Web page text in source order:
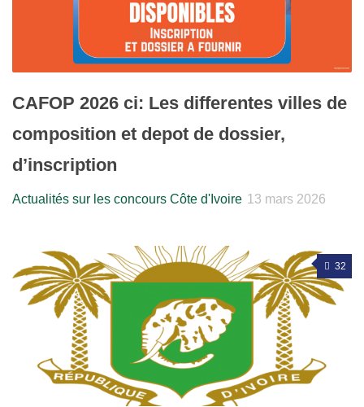
CAFOP 2026 ci: Les differentes villes de
composition et depot de dossier,
d’inscription
Actualités sur les concours Côte d'Ivoire 13 mars 2026
32